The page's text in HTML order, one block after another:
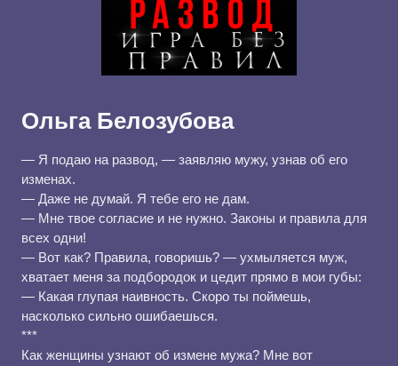
Ольга Белозубова
— Я подаю на развод, — заявляю мужу, узнав об его
изменах.
— Даже не думай. Я тебе его не дам.
— Мне твое согласие и не нужно. Законы и правила для
всех одни!
— Вот как? Правила, говоришь? — ухмыляется муж,
хватает меня за подбородок и цедит прямо в мои губы:
— Какая глупая наивность. Скоро ты поймешь,
насколько сильно ошибаешься.
***
Как женщины узнают об измене мужа? Мне вот